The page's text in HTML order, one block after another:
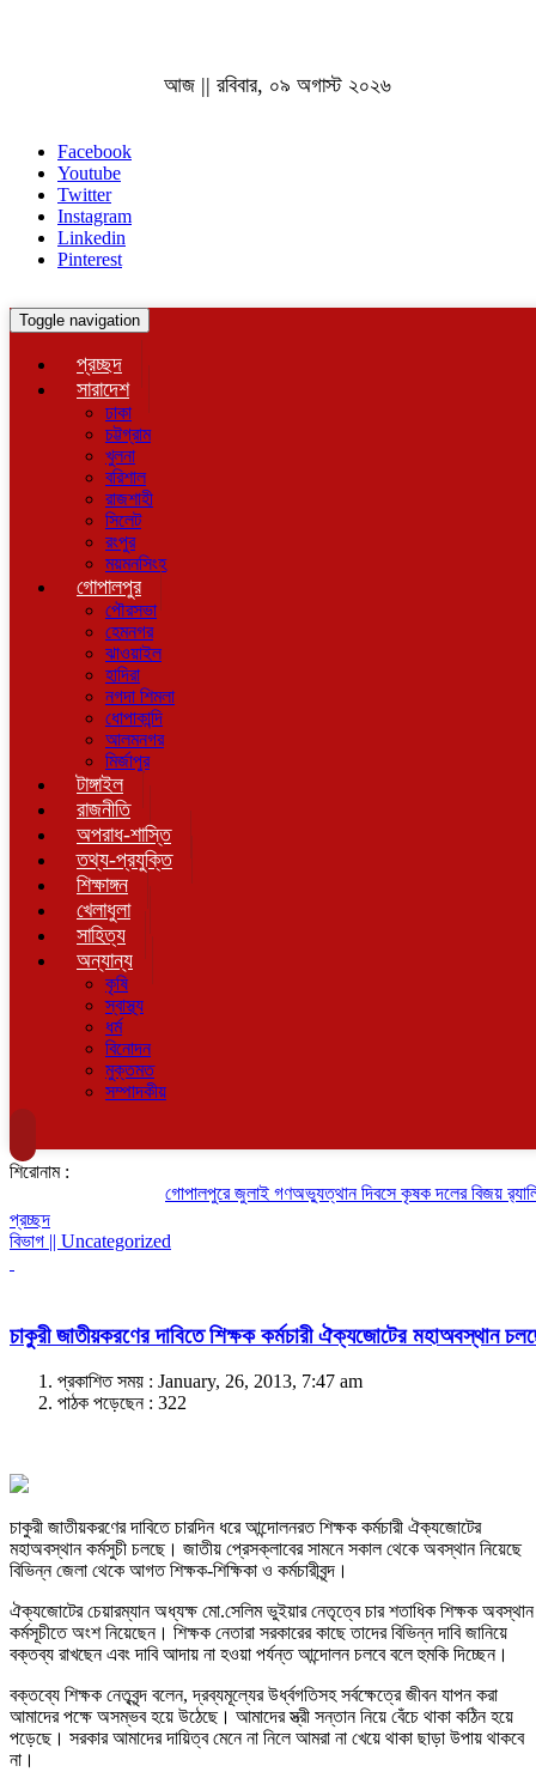
আজ || রবিবার, ০৯ অগাস্ট ২০২৬
Facebook
Youtube
Twitter
Instagram
Linkedin
Pinterest
Toggle navigation
প্রচ্ছদ
সারাদেশ
ঢাকা
চট্টগ্রাম
খুলনা
বরিশাল
রাজশাহী
সিলেট
রংপুর
ময়মনসিংহ
গোপালপুর
পৌরসভা
হেমনগর
ঝাওয়াইল
হাদিরা
নগদা শিমলা
ধোপাকান্দি
আলমনগর
মির্জাপুর
টাঙ্গাইল
রাজনীতি
অপরাধ-শাস্তি
তথ্য-প্রযুক্তি
শিক্ষাঙ্গন
খেলাধুলা
সাহিত্য
অন্যান্য
কৃষি
স্বাস্থ্য
ধর্ম
বিনোদন
মুক্তমত
সম্পাদকীয়
শিরোনাম :
গোপালপুরে জুলাই গণঅভ্যুত্থান দিবসে কৃষক দলের বিজয় র‍্যালি
প্রচ্ছদ
বিভাগ || Uncategorized
চাকুরী জাতীয়করণের দাবিতে শিক্ষক কর্মচারী ঐক্যজোটের মহাঅবস্থান
প্রকাশিত সময় : January, 26, 2013, 7:47 am
পাঠক পড়েছেন : 322
চাকুরী জাতীয়করণের দাবিতে চারদিন ধরে আন্দোলনরত শিক্ষক কর্মচারী ঐক্যজোটের
মহাঅবস্থান কর্মসুচী চলছে। জাতীয় প্রেসক্লাবের সামনে সকাল থেকে অবস্থান নিয়েছে
বিভিন্ন জেলা থেকে আগত শিক্ষক-শিক্ষিকা ও কর্মচারীবৃন্দ।
ঐক্যজোটের চেয়ারম্যান অধ্যক্ষ মো.সেলিম ভুইয়ার নেতৃত্বে চার শতাধিক শিক্ষক অবস্থান
কর্মসূচীতে অংশ নিয়েছেন। শিক্ষক নেতারা সরকারের কাছে তাদের বিভিন্ন দাবি জানিয়ে
বক্তব্য রাখছেন এবং দাবি আদায় না হওয়া পর্যন্ত আন্দোলন চলবে বলে হুমকি দিচ্ছেন।
বক্তব্যে শিক্ষক নেতৃবৃন্দ বলেন, দ্রব্যমূল্যের উর্ধ্বগতিসহ সর্বক্ষেত্রে জীবন যাপন করা
আমাদের পক্ষে অসম্ভব হয়ে উঠেছে। আমাদের স্ত্রী সন্তান নিয়ে বেঁচে থাকা কঠিন হয়ে
পড়েছে। সরকার আমাদের দায়িত্ব মেনে না নিলে আমরা না খেয়ে থাকা ছাড়া উপায় থাকবে
না।